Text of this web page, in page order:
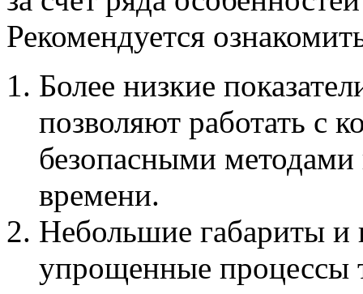
Рекомендуется
Более низкие
позволяют работать с
безопасными
времени.
Небольшие габариты и
упрощенные процессы